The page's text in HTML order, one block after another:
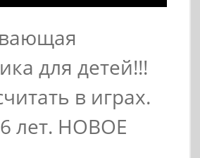
для детей!!!
в играх.
лет. НОВОЕ